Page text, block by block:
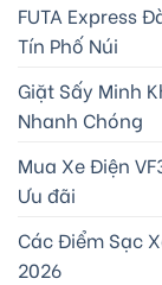
FUTA Express
Tín Phố Núi
Giặt Sấy Minh
Nhanh Chóng
Mua Xe Điện
Ưu đãi
Các Điểm Sạc
2026